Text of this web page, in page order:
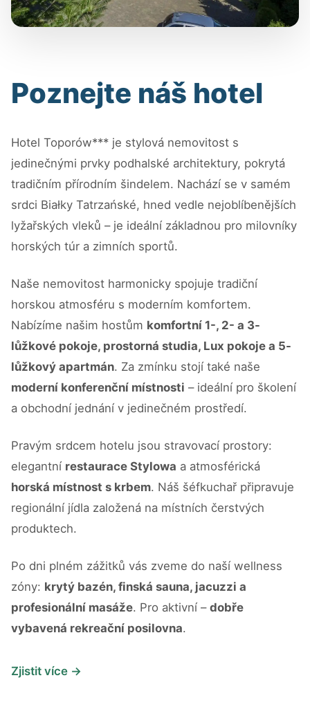
Poznejte náš hotel
Hotel Toporów*** je stylová nemovitost s
jedinečnými prvky podhalské architektury, pokrytá
tradičním přírodním šindelem. Nachází se v samém
srdci Białky Tatrzańské, hned vedle nejoblíbenějších
lyžařských vleků – je ideální základnou pro milovníky
horských túr a zimních sportů.
Naše nemovitost harmonicky spojuje tradiční
horskou atmosféru s moderním komfortem.
Nabízíme našim hostům komfortní 1-, 2- a 3-
lůžkové pokoje, prostorná studia, Lux pokoje a 5-
lůžkový apartmán. Za zmínku stojí také naše
moderní konferenční místnosti – ideální pro školení
a obchodní jednání v jedinečném prostředí.
Pravým srdcem hotelu jsou stravovací prostory:
elegantní restaurace Stylowa a atmosférická
horská místnost s krbem. Náš šéfkuchař připravuje
regionální jídla založená na místních čerstvých
produktech.
Po dni plném zážitků vás zveme do naší wellness
zóny: krytý bazén, finská sauna, jacuzzi a
profesionální masáže. Pro aktivní – dobře
vybavená rekreační posilovna.
Zjistit více →